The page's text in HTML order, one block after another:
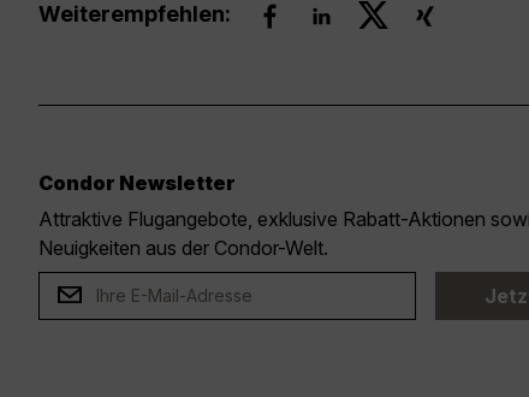
Weiterempfehlen:
Condor Newsletter
Attraktive Flugangebote, exklusive Rabatt-Aktionen
Neuigkeiten aus der Condor-Welt.